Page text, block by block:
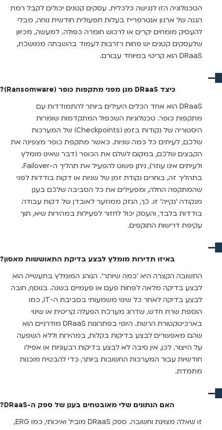
הטכנולוגיה הזו לנגישה כלכלית. עסקים קטנים יכולים לקבל רמת
הגנה של ארגון אנטרפרייז בעלות תפעולית חודשית נוחה, מבלי
להעסיק מומחים יקרים או לרכוש חומרה כפולה. למעשה, מכיוון
שלעסקים קטנים יש פחות רזרבות לעמוד בהשבתה ממושכת,
DRaaS הוא קריטי במיוחד עבורם.
כיצד DRaaS מגן מפני מתקפות כופר (Ransomware)?
DRaaS הוא אחד הכלים היעילים ביותר להתמודדות עם
מתקפות כופר. טכנולוגיות השכפול המתקדמות שומרות
היסטוריה של נקודות בזמן (Checkpoints) של המערכות
שלכם, לעיתים כל כמה שניות. כאשר מתקפת כופר מצפינה את
הקבצים שלכם, במקום לשלם את הכופר (דבר שאינו מומלץ
ולעיתים אינו עוזר), ניתן פשוט להפעיל את תהליך ה-Failover.
בתהליך זה, בוחרים נקודת זמן של שניות או דקות בודדות לפני
שהמתקפה החלה, ומפעילים את כל הסביבה שלכם בענן
מנקודה 'נקייה' זו. כך, הנזק ממוזער לאובדן של דקות עבודה
בודדות בלבד, והעסק יכול לחזור לפעילות במהירות שיא, תוך
עקיפת דרישות התוקפים.
באיזו תדירות מומלץ לבצע בדיקת התאוששות מאסון?
התשובה הקצרה היא 'כמה שיותר'. הנוהג המומלץ בתעשייה הוא
לבצע בדיקה מלאה לפחות פעם או פעמיים בשנה. בנוסף, חובה
לבצע בדיקה לאחר כל שינוי משמעותי בסביבת ה-IT, כמו
הוספת שרת חדש, שדרוג מערכת הפעלה קריטית או שינוי
בארכיטקטורת הרשת. היופי בפתרונות DRaaS מודרניים הוא
שהם מאפשרים לבצע בדיקות בקלות, במהירות וללא השפעה
על הייצור. לכן, אין סיבה לא לבצע בדיקות רבעוניות או אפילו
חודשיות עבור המערכות החשובות ביותר, כדי להבטיח מוכנות
מתמדת.
האם הנתונים שלי מאובטחים בענן של ספק ה-DRaaS?
זו שאלה מצוינת וחשובה. ספק DRaaS מוביל ואיכותי, כמו ERG,